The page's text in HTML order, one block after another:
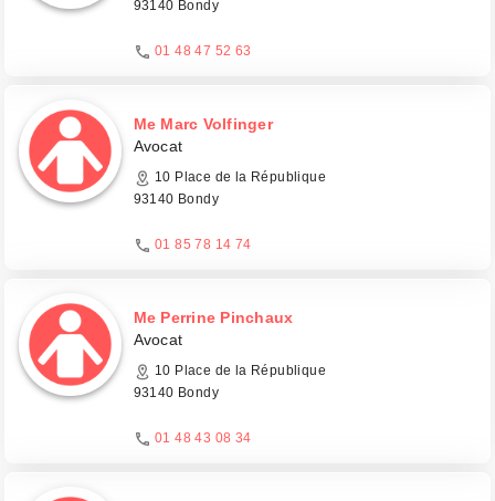
93140 Bondy
01 48 47 52 63
Me Marc Volfinger
Avocat
10 Place de la République
93140 Bondy
01 85 78 14 74
Me Perrine Pinchaux
Avocat
10 Place de la République
93140 Bondy
01 48 43 08 34